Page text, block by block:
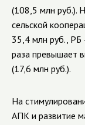
(108,5 млн руб.).
сельской
35,4 млн руб., РБ
раза превышает
(17,6 млн руб.).
На
АПК и развитие